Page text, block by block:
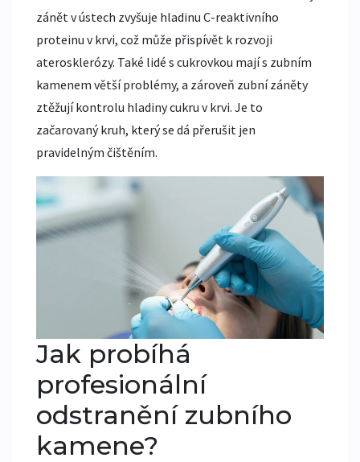
zánět v ústech zvyšuje hladinu C-reaktivního
proteinu v krvi, což může přispívět k rozvoji
aterosklerózy. Také lidé s cukrovkou mají s zubním
kamenem větší problémy, a zároveň zubní záněty
ztěžují kontrolu hladiny cukru v krvi. Je to
začarovaný kruh, který se dá přerušit jen
pravidelným čištěním.
Jak probíhá
profesionální
odstranění zubního
kamene?